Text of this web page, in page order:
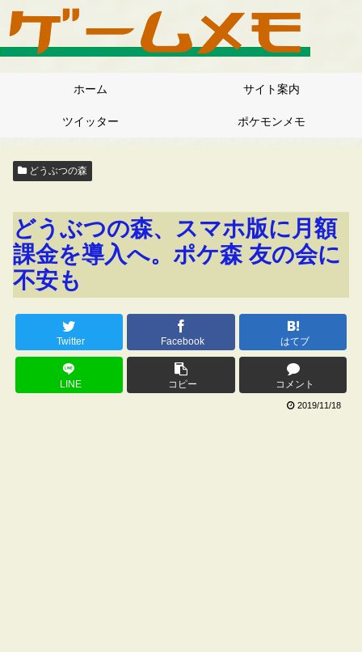
ホーム サイト案内
ツイッター ポケモンメモ
どうぶつの森
どうぶつの森、スマホ版に月額
課金を導入へ。ポケ森 友の会に
不安も
Twitter Facebook はてブ
LINE コピー コメント
2019/11/18